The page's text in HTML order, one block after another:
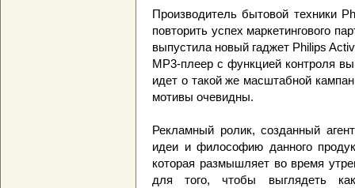
Производитель бытовой техники
повторить успех маркетингового
выпустила новый гаджет Philips
MP3-плеер с функцией контроля
идет о такой же масштабной
мотивы очевидны.
Рекламный ролик, созданный
идеи и философию данного
которая размышляет во время
для того, чтобы выглядеть